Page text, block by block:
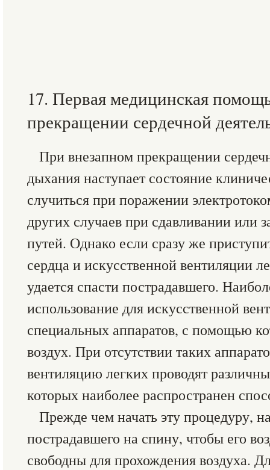
17. Первая медицинская
прекращении сердечной
При внезапном прекращении
дыхания наступает состояние
случиться при поражении
других случаев при сдавливании или
путей. Однако если сразу же
сердца и искусственной вентиляции
удается спасти пострадавшего.
использование для искусственной
специальных аппаратов, с помощью
воздух. При отсутствии таких
вентиляцию легких проводят
которых наиболее распространен
Прежде чем начать эту процедуру,
пострадавшего на спину, чтобы его
свободны для прохождения воздуха.